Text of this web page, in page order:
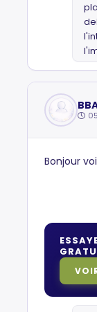
Bonjour